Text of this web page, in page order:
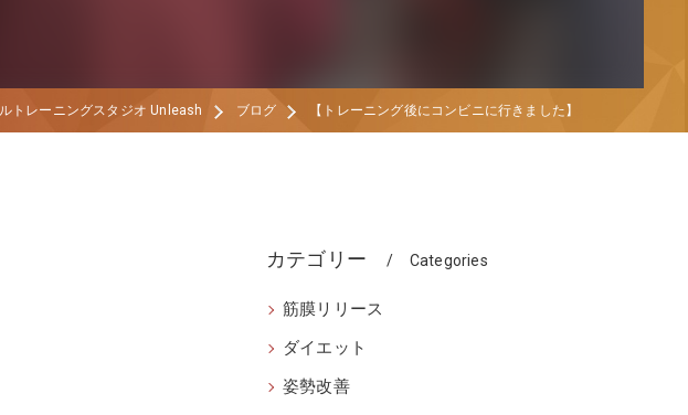
トレーニングスタジオ Unleash ブログ 【トレーニング後にコンビニに行きました】
カテゴリー Categories
筋膜リリース
ダイエット
姿勢改善